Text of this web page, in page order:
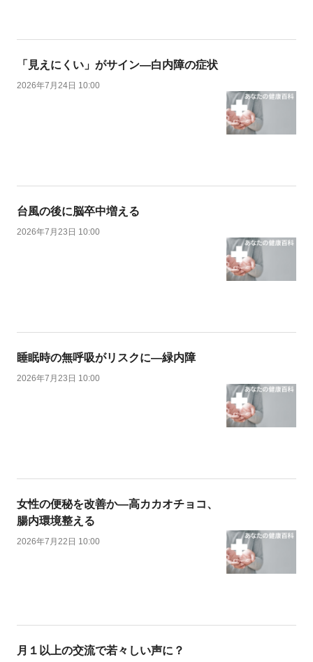
「見えにくい」がサイン―白内障の症状
2026年7月24日 10:00
台風の後に脳卒中増える
2026年7月23日 10:00
睡眠時の無呼吸がリスクに―緑内障
2026年7月23日 10:00
女性の便秘を改善か―高カカオチョコ、
腸内環境整える
2026年7月22日 10:00
月１以上の交流で若々しい声に？